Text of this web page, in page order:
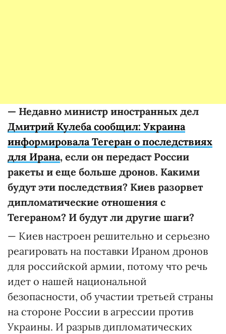
— Недавно министр иностранных дел
Дмитрий Кулеба сообщил: Украина
информировала Тегеран о последствиях
для Ирана, если он передаст России
ракеты и еще больше дронов. Какими
будут эти последствия? Киев разорвет
дипломатические отношения с
Тегераном? И будут ли другие шаги?
— Киев настроен решительно и серьезно
реагировать на поставки Ираном дронов
для российской армии, потому что речь
идет о нашей национальной
безопасности, об участии третьей страны
на стороне России в агрессии против
Украины. И разрыв дипломатических